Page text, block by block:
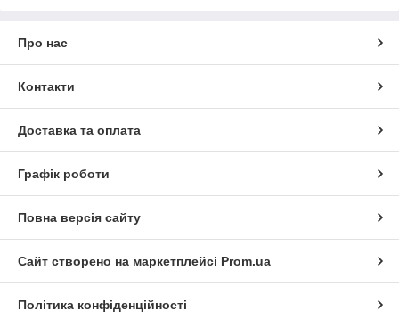
Про нас
Контакти
Доставка та оплата
Графік роботи
Повна версія сайту
Сайт створено на маркетплейсі Prom.ua
Політика конфіденційності